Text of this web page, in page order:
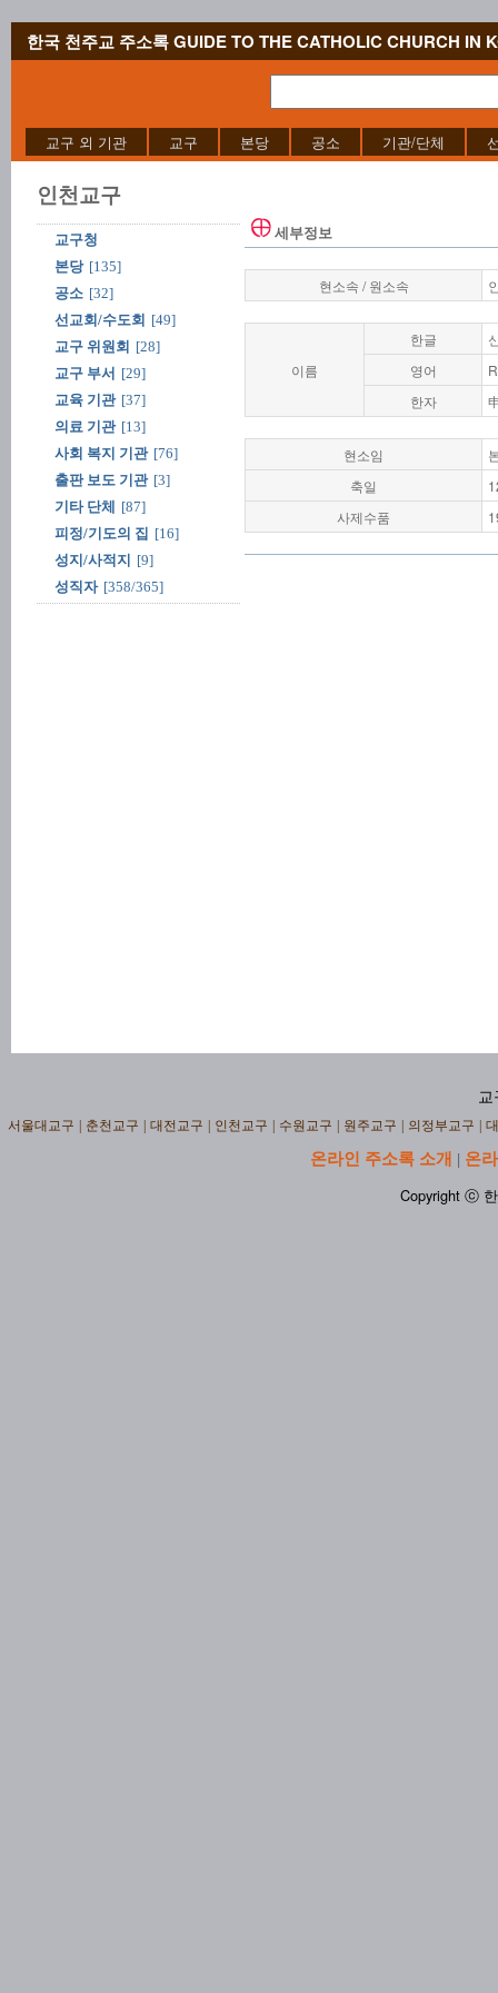
한국 천주교 주소록 GUIDE TO THE CATHOLIC CHURCH IN
교구 외 기관 교구 본당 공소 기관/단체
인천교구
교구청
본당 [135]
공소 [32]
선교회/수도회 [49]
교구 위원회 [28]
교구 부서 [29]
교육 기관 [37]
의료 기관 [13]
사회 복지 기관 [76]
출판 보도 기관 [3]
기타 단체
[87]
피정/기도의 집 [16]
성지/사적지
[9]
성직자 [358/365]
세부정보
현소속 / 원소속
이름
한글
영어
한자
현소임
축일
사제수품
교
서울대교구 춘천교구 대전교구 인천교구 수원교구 원주교구 의정부교구
온라인 주소록 소개 | 온
Copyright ⓒ